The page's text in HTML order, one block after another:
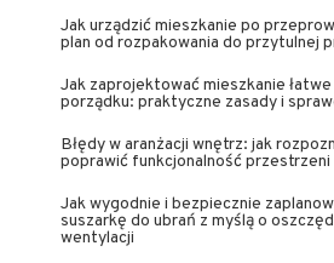
Jak urządzić mieszkanie po
plan od rozpakowania do przytulnej
Jak zaprojektować mieszkanie
porządku: praktyczne zasady i
Błędy w aranżacji wnętrz: jak
poprawić funkcjonalność przestrzeni
Jak wygodnie i bezpiecznie
suszarkę do ubrań z myślą o
wentylacji